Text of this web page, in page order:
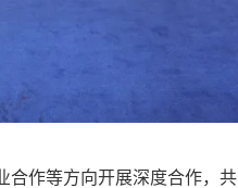
作等方向开展深度合作，